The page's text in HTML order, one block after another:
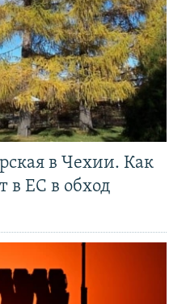
в Чехии. Как
в ЕС в обход